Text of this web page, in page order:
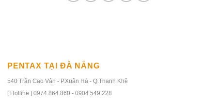
PENTAX TẠI ĐÀ NẴNG
540 Trần Cao Vân - P.Xuân Hà - Q.Thanh Khê
[ Hotline ] 0974 864 860 - 0904 549 228